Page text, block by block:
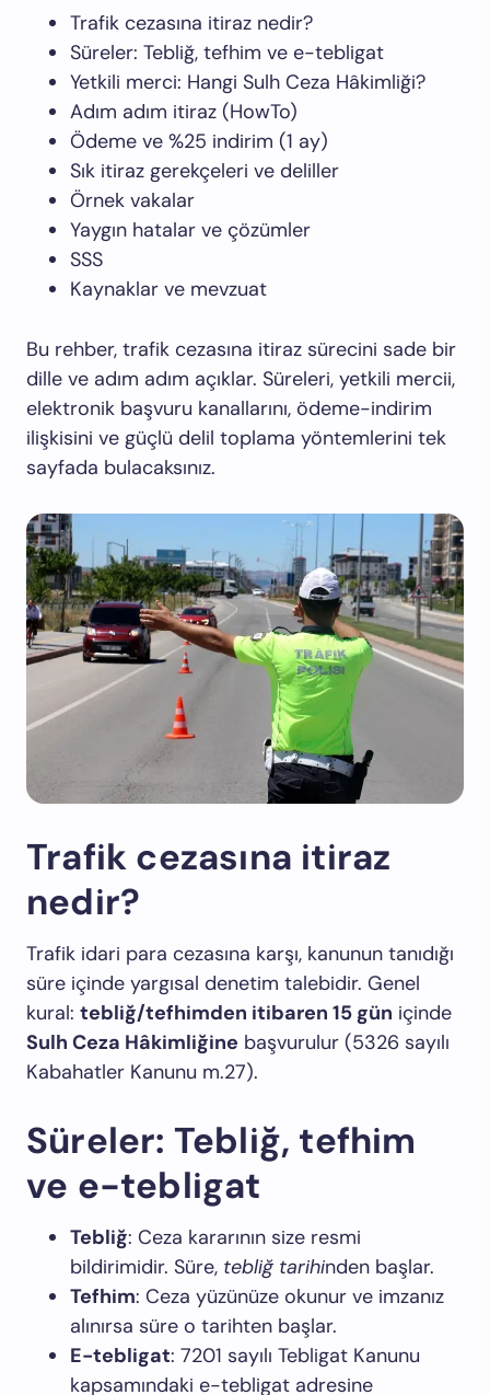
Trafik cezasına itiraz nedir?
Süreler: Tebliğ, tefhim ve e-tebligat
Yetkili merci: Hangi Sulh Ceza Hâkimliği?
Adım adım itiraz (HowTo)
Ödeme ve %25 indirim (1 ay)
Sık itiraz gerekçeleri ve deliller
Örnek vakalar
Yaygın hatalar ve çözümler
SSS
Kaynaklar ve mevzuat
Bu rehber, trafik cezasına itiraz sürecini sade bir
dille ve adım adım açıklar. Süreleri, yetkili mercii,
elektronik başvuru kanallarını, ödeme-indirim
ilişkisini ve güçlü delil toplama yöntemlerini tek
sayfada bulacaksınız.
Trafik cezasına itiraz
nedir?
Trafik idari para cezasına karşı, kanunun tanıdığı
süre içinde yargısal denetim talebidir. Genel
kural: tebliğ/tefhimden itibaren 15 gün içinde
Sulh Ceza Hâkimliğine başvurulur (5326 sayılı
Kabahatler Kanunu m.27).
Süreler: Tebliğ, tefhim
ve e-tebligat
Tebliğ: Ceza kararının size resmi
bildirimidir. Süre, tebliğ tarihinden başlar.
Tefhim: Ceza yüzünüze okunur ve imzanız
alınırsa süre o tarihten başlar.
E-tebligat: 7201 sayılı Tebligat Kanunu
kapsamındaki e-tebligat adresine